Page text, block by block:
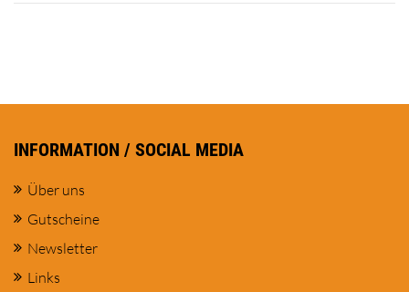
INFORMATION / SOCIAL MEDIA
Über uns
Gutscheine
Newsletter
Links